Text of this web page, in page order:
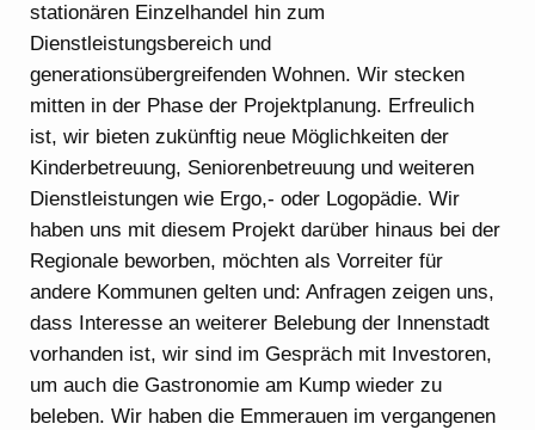
stationären Einzelhandel hin zum
Dienstleistungsbereich und
generationsübergreifenden Wohnen. Wir stecken
mitten in der Phase der Projektplanung. Erfreulich
ist, wir bieten zukünftig neue Möglichkeiten der
Kinderbetreuung, Seniorenbetreuung und weiteren
Dienstleistungen wie Ergo,- oder Logopädie. Wir
haben uns mit diesem Projekt darüber hinaus bei der
Regionale beworben, möchten als Vorreiter für
andere Kommunen gelten und: Anfragen zeigen uns,
dass Interesse an weiterer Belebung der Innenstadt
vorhanden ist, wir sind im Gespräch mit Investoren,
um auch die Gastronomie am Kump wieder zu
beleben. Wir haben die Emmerauen im vergangenen